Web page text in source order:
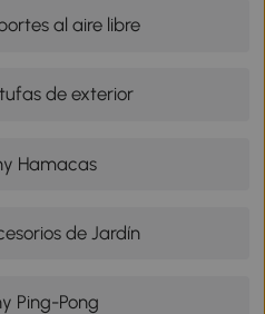
al aire libre
de exterior
Hamacas
de Jardín
Ping-Pong